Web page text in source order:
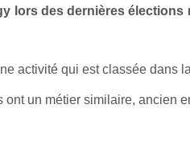
lors des dernières élections
activité qui est classée dans
ont un métier similaire, ancien